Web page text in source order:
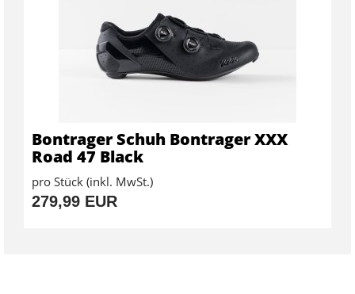
Bontrager Schuh Bontrager XXX
Road 47 Black
pro Stück (inkl. MwSt.)
279,99 EUR